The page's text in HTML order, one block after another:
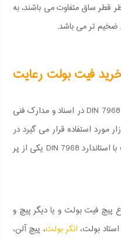
قطر ساق متفاوت می باشند، به
تر می باشد.
فیت بولت رعایت
همانطور که گفتیم استاندارد فیت بولت DIN 7968 در اسناد و مدارک فنی
مورد استفاده قرار می گیرد در
نام گذاری آن استفاده کردیم. فیت بولت با استاندارد DIN 7968 یکی از پر
فیت بولت و یا دیگر پیچ و
بولت،انکر بولت، پیچ آلن،